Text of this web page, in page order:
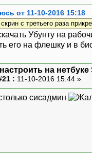
от 11-10-2016 15:18
с третьего раза
Убунту на
его на флешку и в
на
: 11-10-2016 15:44 »
сисадмин